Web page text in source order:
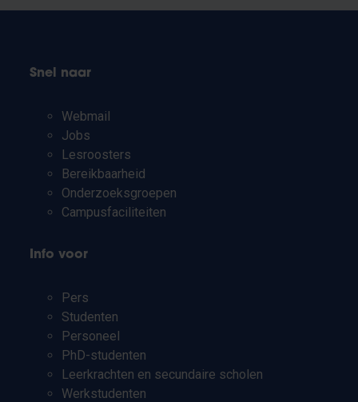
Snel naar
Webmail
Jobs
Lesroosters
Bereikbaarheid
Onderzoeksgroepen
Campusfaciliteiten
Info voor
Pers
Studenten
Personeel
PhD-studenten
Leerkrachten en secundaire scholen
Werkstudenten